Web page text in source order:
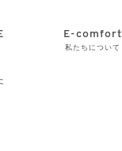
E-comfort
私たちについて